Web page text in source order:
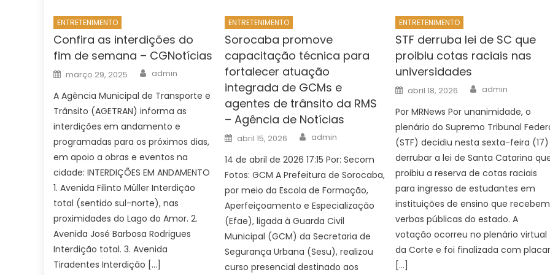
ENTRETENIMENTO
Confira as interdições do
fim de semana – CGNotícias
Posted
on
março 29, 2025 Author
admin
A Agência Municipal de Transporte e
Trânsito (AGETRAN) informa as
interdições em andamento e
programadas para os próximos dias,
em apoio a obras e eventos na
cidade: INTERDIÇÕES EM ANDAMENTO
1. Avenida Filinto Müller Interdição
total (sentido sul-norte), nas
proximidades do Lago do Amor. 2.
Avenida José Barbosa Rodrigues
Interdição total. 3. Avenida
Tiradentes Interdição […]
ENTRETENIMENTO
Sorocaba promove
capacitação técnica para
fortalecer atuação
integrada de GCMs e
agentes de trânsito da RMS
– Agência de Notícias
Posted
on
abril 15, 2026 Author
admin
14 de abril de 2026 17:15 Por: Secom
Fotos: GCM A Prefeitura de Sorocaba,
por meio da Escola de Formação,
Aperfeiçoamento e Especialização
(Efae), ligada à Guarda Civil
Municipal (GCM) da Secretaria de
Segurança Urbana (Sesu), realizou
curso presencial destinado aos
ENTRETENIMENTO
STF derruba lei de SC que
proibiu cotas raciais nas
universidades
Posted
on
abril 18, 2026 Author
admin
Por MRNews Por unanimidade, o
plenário do Supremo Tribunal
(STF) decidiu nesta sexta-feira (17)
derrubar a lei de Santa Catarina
proibiu a reserva de cotas raciais
para ingresso de estudantes em
instituições de ensino que recebem
verbas públicas do estado. A
votação ocorreu no plenário virtual
da Corte e foi finalizada com placar
[…]